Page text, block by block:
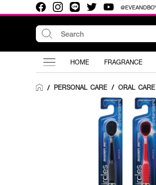
HOME FRAGRANCE
/ PERSONAL CARE / ORAL CARE